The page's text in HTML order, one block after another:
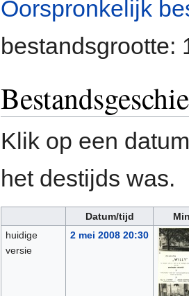
Oorspronkelijk
bestandsgrootte:
Klik op een
het destijds was.
Datum/tijd
huidige
versie
2 mei 2008 20:30